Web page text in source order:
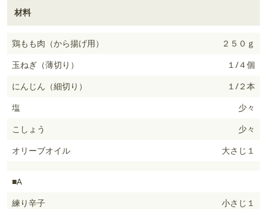
材料
鶏もも肉（から揚げ用）
２５０ｇ
玉ねぎ（薄切り）
１/４個
にんじん（細切り）
１/２本
塩
少々
こしょう
少々
オリーブオイル
大さじ１
■A
練り辛子
小さじ１